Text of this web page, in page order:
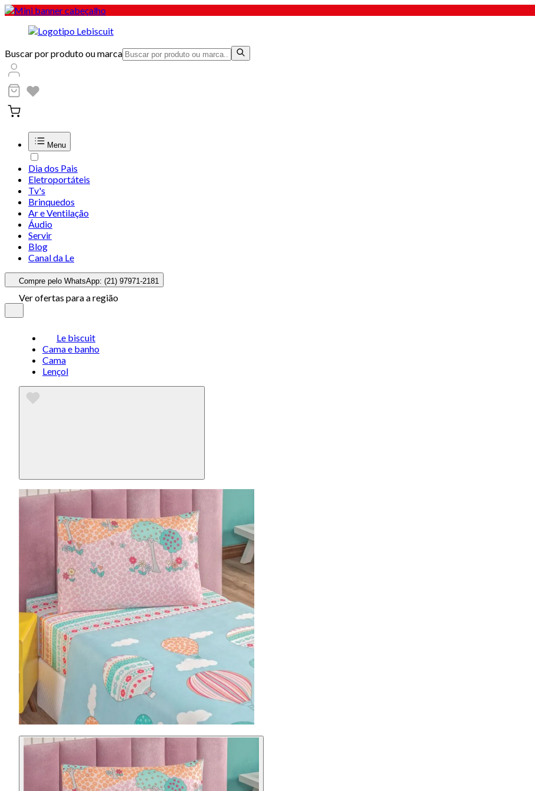
Buscar por produto ou marca
Menu
Dia dos Pais
Eletroportáteis
Tv's
Brinquedos
Ar e Ventilação
Áudio
Servir
Blog
Canal da Le
Compre pelo WhatsApp: (21) 97971-2181
Ver ofertas para a região
Le biscuit
Cama e banho
Cama
Lençol